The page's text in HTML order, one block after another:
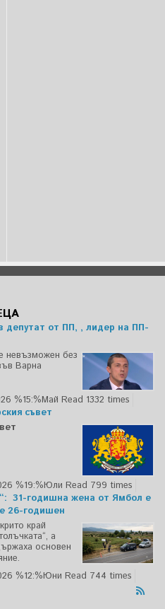
депутат от ПП, , лидер на ПП-
невъзможен без
Варна
%15:%Май Read 1332 times
съвет
%19:%Юли Read 799 times
31-годишна жена от Ямбол е
26-годишен
край
а
основен
%12:%Юни Read 744 times